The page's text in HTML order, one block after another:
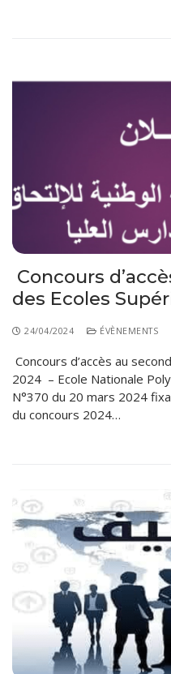
Concours
des Ecoles
24/04/2024 ÉVÈNEMENTS
Concours d’accès au
2024 – Ecole Nationale
N°370 du 20 mars 2024
du concours 2024…